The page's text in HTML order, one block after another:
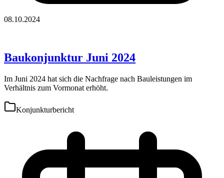
08.10.2024
Baukonjunktur Juni 2024
Im Juni 2024 hat sich die Nachfrage nach Bauleistungen im
Verhältnis zum Vormonat erhöht.
Konjunkturbericht